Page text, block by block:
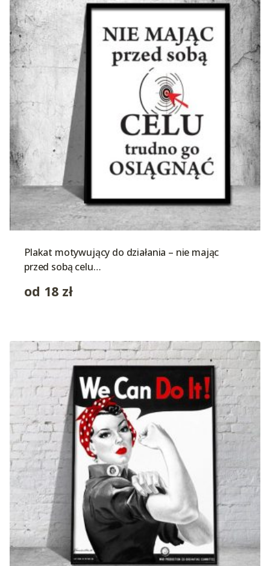
Plakat motywujący do działania – nie mając
przed sobą celu…
od 18 zł